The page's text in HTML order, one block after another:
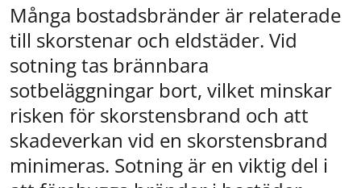
Många bostadsbränder är relaterade
till skorstenar och eldstäder. Vid
sotning tas brännbara
sotbeläggningar bort, vilket minskar
risken för skorstensbrand och att
skadeverkan vid en skorstensbrand
minimeras. Sotning är en viktig del i